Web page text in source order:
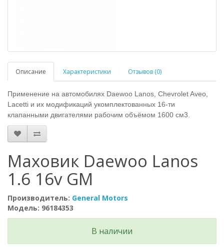
Описание Характеристики Отзывов (0)
Применение на автомобилях Daewoo Lanos, Chevrolet Aveo,
Lacetti и их модификаций укомплектованных 16-ти
клапанными двигателями рабочим объёмом 1600 см3.
Маховик Daewoo Lanos
1.6 16v GM
Производитель: General Motors
Модель: 96184353
В наличии